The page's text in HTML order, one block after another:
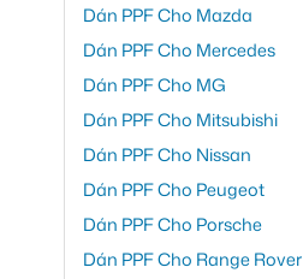
Dán PPF Cho Mazda
Dán PPF Cho Mercedes
Dán PPF Cho MG
Dán PPF Cho Mitsubishi
Dán PPF Cho Nissan
Dán PPF Cho Peugeot
Dán PPF Cho Porsche
Dán PPF Cho Range Rover